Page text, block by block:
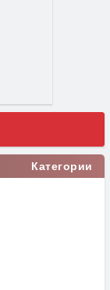
Категории